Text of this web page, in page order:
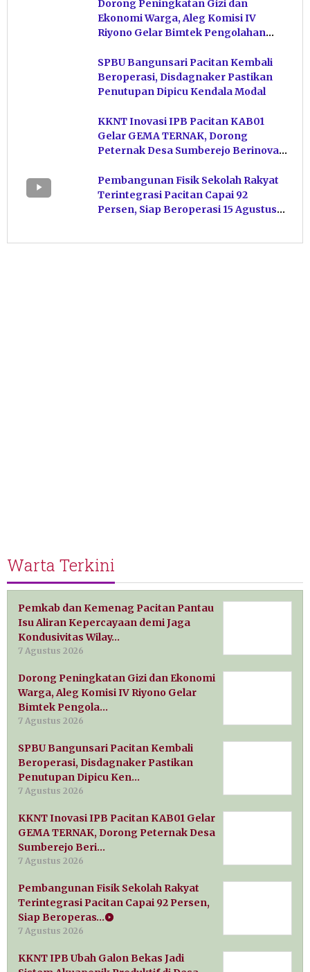
Dorong Peningkatan Gizi dan
Ekonomi Warga, Aleg Komisi IV
Riyono Gelar Bimtek Pengolahan
SPBU Bangunsari Pacitan Kembali
Beroperasi, Disdagnaker Pastikan
Penutupan Dipicu Kendala Modal
KKNT Inovasi IPB Pacitan KAB01
Gelar GEMA TERNAK, Dorong
Peternak Desa Sumberejo Berinovasi
Pembangunan Fisik Sekolah Rakyat
Terintegrasi Pacitan Capai 92
Persen, Siap Beroperasi 15 Agustus
Warta Terkini
Pemkab dan Kemenag Pacitan Pantau
Isu Aliran Kepercayaan demi Jaga
Kondusivitas Wilay…
7 Agustus 2026
Dorong Peningkatan Gizi dan Ekonomi
Warga, Aleg Komisi IV Riyono Gelar
Bimtek Pengola…
7 Agustus 2026
SPBU Bangunsari Pacitan Kembali
Beroperasi, Disdagnaker Pastikan
Penutupan Dipicu Ken…
7 Agustus 2026
KKNT Inovasi IPB Pacitan KAB01 Gelar
GEMA TERNAK, Dorong Peternak Desa
Sumberejo Beri…
7 Agustus 2026
Pembangunan Fisik Sekolah Rakyat
Terintegrasi Pacitan Capai 92 Persen,
Siap Beroperas…
7 Agustus 2026
KKNT IPB Ubah Galon Bekas Jadi